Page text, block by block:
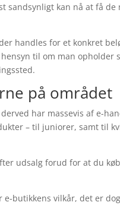
sandsynligt kan nå at få de
handles for et konkret
til om man opholder
på området
har massevis af e-
– til juniorer, samt til
udsalg forud for at du
butikkens vilkår, det er